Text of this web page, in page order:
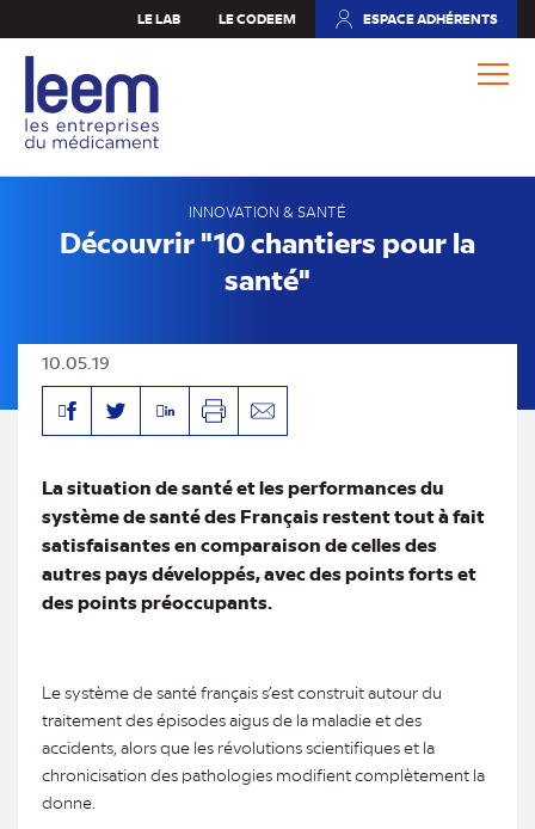
au
contenu
principal
LE LAB LE CODEEM ESPACE ADHÉRENTS
(NOUVEL
INNOVATION & SANTÉ
Découvrir "10 chantiers pour la
santé"
10.05.19
FacebookTwitterLinkedinImprimerEnvoyer
La situation de santé et les performances du
système de santé des Français restent tout à fait
satisfaisantes en comparaison de celles des
autres pays développés, avec des points forts et
des points préoccupants.
Le système de santé français s’est construit autour du
traitement des épisodes aigus de la maladie et des
accidents, alors que les révolutions scientifiques et la
chronicisation des pathologies modifient complètement la
donne.